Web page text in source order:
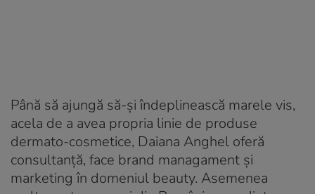
Până să ajungă să-și îndeplinească marele vis,
acela de a avea propria linie de produse
dermato-cosmetice, Daiana Anghel oferă
consultanță, face brand managament și
marketing în domeniul beauty. Asemenea